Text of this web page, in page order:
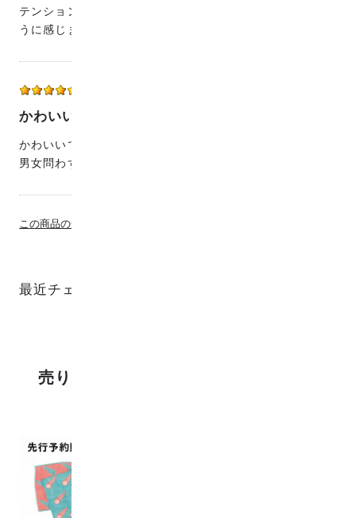
テンションが上がります。何回洗っても色落ちもしないよ
うに感じます。
かわいいです!
かわいいです!
男女問わず使っていける柄だと思います!
この商品の全てのレビューを見る
最近チェックした商品
売り上げランキング